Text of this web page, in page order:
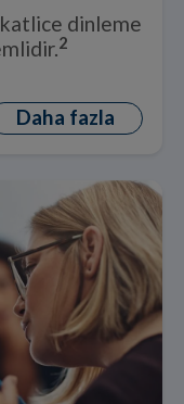
dinleme
2
Daha fazla